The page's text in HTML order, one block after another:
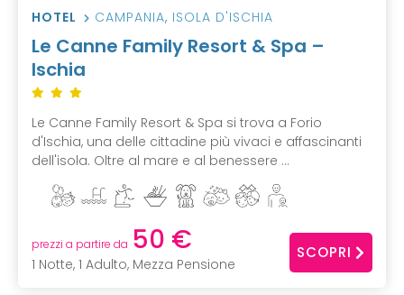
HOTEL CAMPANIA, ISOLA D'ISCHIA
Le Canne Family Resort & Spa –
Ischia
Le Canne Family Resort & Spa si trova a Forio
d'Ischia, una delle cittadine più vivaci e affascinanti
dell'isola. Oltre al mare e al benessere ...
prezzi a partire da 50 €
1 Notte, 1 Adulto, Mezza Pensione
SCOPRI